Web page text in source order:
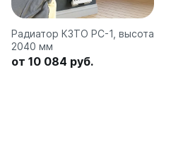
Радиатор КЗТО РС-1, высота
2040 мм
от 10 084 руб.